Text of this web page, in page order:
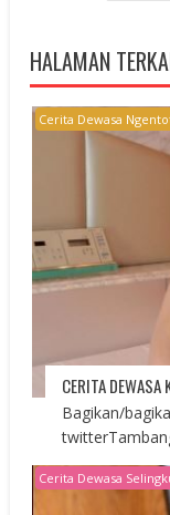
HALAMAN
Cerita Dewasa
CERITA DEWASA
Bagikan/
Cerita Dewasa